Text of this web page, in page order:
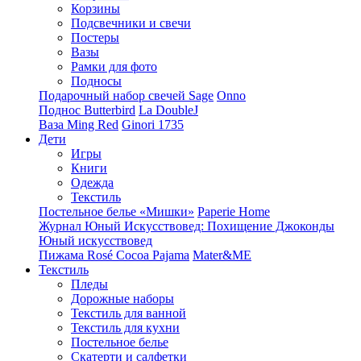
Корзины
Подсвечники и свечи
Постеры
Вазы
Рамки для фото
Подносы
Подарочный набор свечей Sage Onno
Поднос Butterbird La DoubleJ
Ваза Ming Red Ginori 1735
Дети
Игры
Книги
Одежда
Текстиль
Постельное белье «Мишки» Paperie Home
Журнал Юный Искусствовед: Похищение Джоконды
Юный искусствовед
Пижама Rosé Cocoa Pajama Mater&ME
Текстиль
Пледы
Дорожные наборы
Текстиль для ванной
Текстиль для кухни
Постельное белье
Скатерти и салфетки